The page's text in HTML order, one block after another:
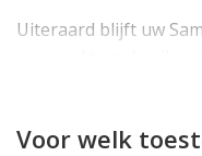
Uiteraard blijft uw
alle toetsen,
3 voor pasjes en 1
Voor welk